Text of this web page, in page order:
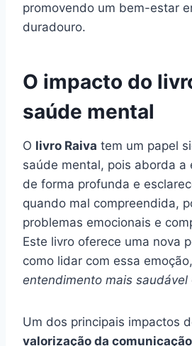
promovendo um bem-estar
duradouro.
O impacto do
saúde mental
O livro Raiva tem um papel
saúde mental, pois aborda a
de forma profunda e
quando mal compreendida,
problemas emocionais e
Este livro oferece uma nova
como lidar com essa
entendimento mais saudável
Um dos principais impactos
valorização da comunicação